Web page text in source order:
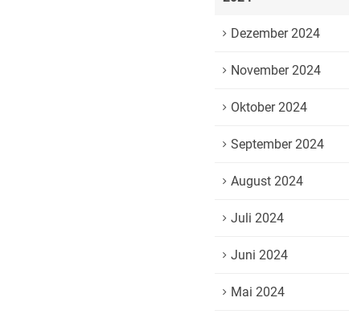
Dezember 2024
November 2024
Oktober 2024
September 2024
August 2024
Juli 2024
Juni 2024
Mai 2024